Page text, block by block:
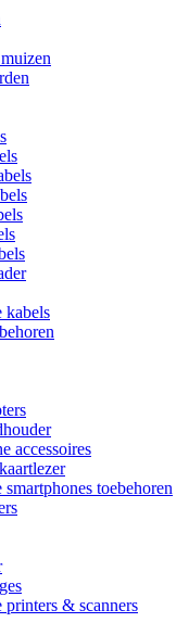
kabels
accessoires
toebehoren
& scanners